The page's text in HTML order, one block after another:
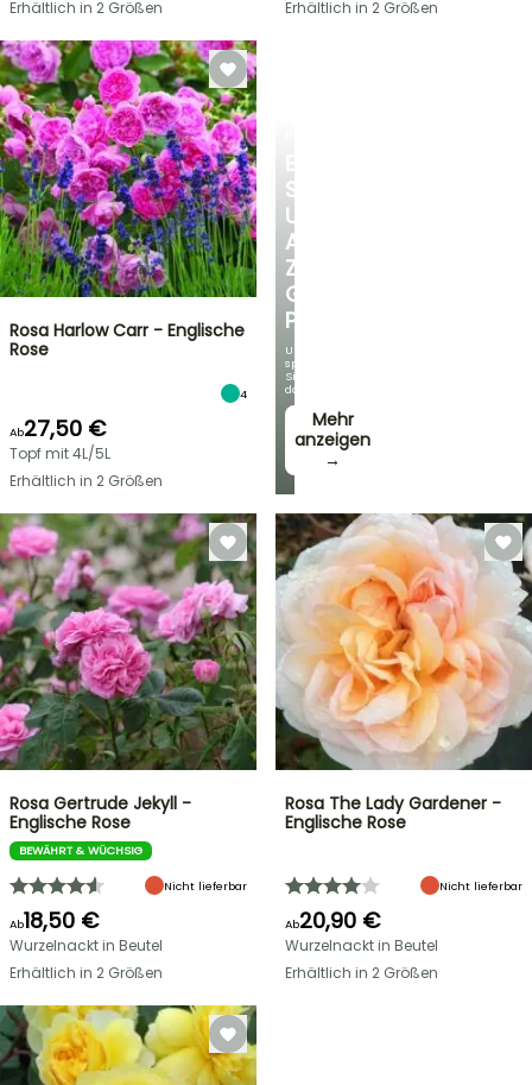
SIE
UNSERE
AUSWAHL
ZU
GÜNSTIGEN
PREISEN
Und
sparen
Sie
dabei!
Mehr
anzeigen
→
Erhältlich in 2 Größen
Erhältlich in 2 Größen
Rosa Harlow Carr - Englische
Rose
4
Ab27,50 €
Topf mit 4L/5L
Erhältlich in 2 Größen
Rosa Gertrude Jekyll -
Englische Rose
BEWÄHRT & WÜCHSIG
Nicht lieferbar
Ab18,50 €
Wurzelnackt in Beutel
Erhältlich in 2 Größen
Rosa The Lady Gardener -
Englische Rose
Nicht lieferbar
Ab20,90 €
Wurzelnackt in Beutel
Erhältlich in 2 Größen